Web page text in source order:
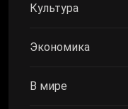
Культура
Экономика
В мире